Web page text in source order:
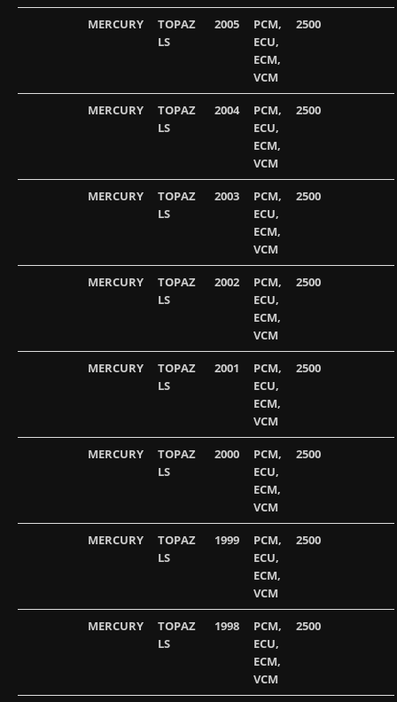
MERCURY
TOPAZ
LS
2005
PCM,
ECU,
ECM,
VCM
2500
MERCURY
TOPAZ
LS
2004
PCM,
ECU,
ECM,
VCM
2500
MERCURY
TOPAZ
LS
2003
PCM,
ECU,
ECM,
VCM
2500
MERCURY
TOPAZ
LS
2002
PCM,
ECU,
ECM,
VCM
2500
MERCURY
TOPAZ
LS
2001
PCM,
ECU,
ECM,
VCM
2500
MERCURY
TOPAZ
LS
2000
PCM,
ECU,
ECM,
VCM
2500
MERCURY
TOPAZ
LS
1999
PCM,
ECU,
ECM,
VCM
2500
MERCURY
TOPAZ
LS
1998
PCM,
ECU,
ECM,
VCM
2500